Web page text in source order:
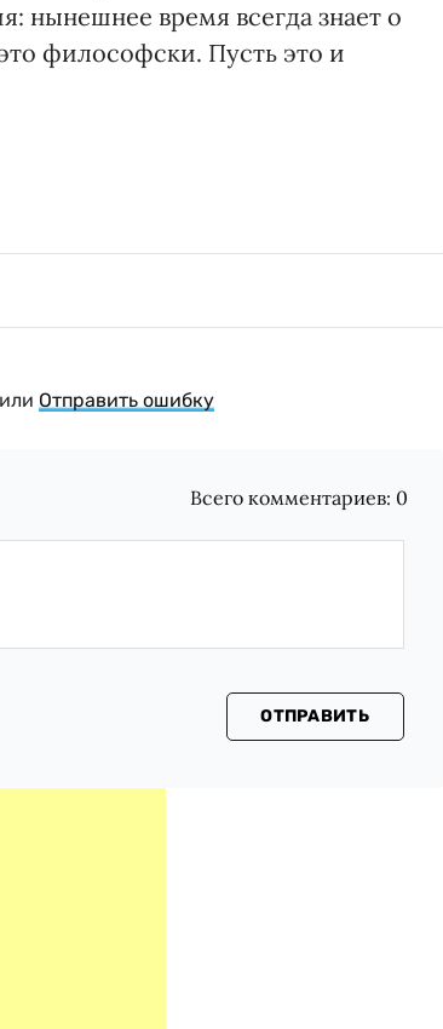
нынешнее время всегда знает о
философски. Пусть это и
Отправить ошибку
Всего комментариев: 0
ОТПРАВИТЬ